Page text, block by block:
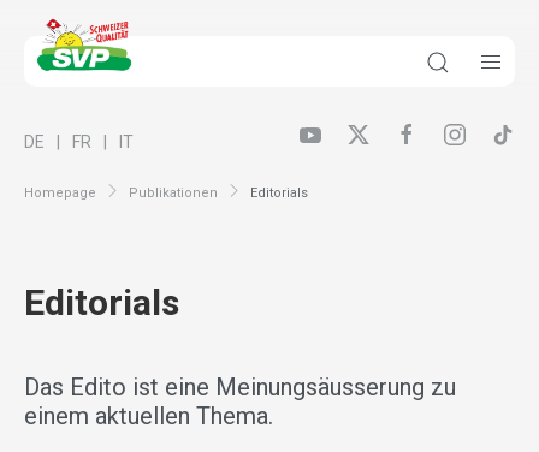
Homepage Publikationen Editorials
DE FR IT
Editorials
Das Edito ist eine Meinungsäusserung zu
einem aktuellen Thema.